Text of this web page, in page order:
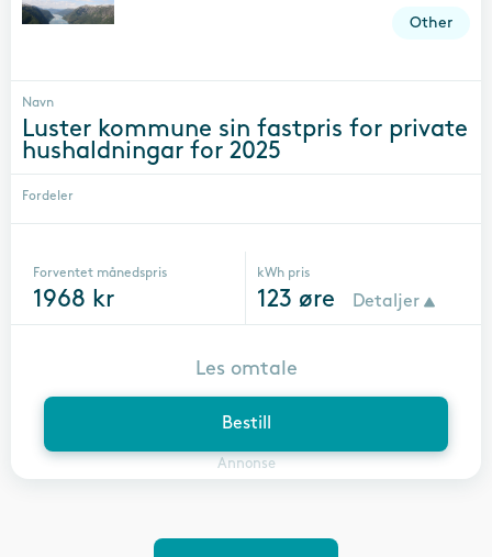
Other
Navn
Luster kommune sin fastpris for private
hushaldningar for 2025
Fordeler
Forventet månedspris
1968 kr
kWh pris
123 øre Detaljer
Bestill
Annonse
Les omtale